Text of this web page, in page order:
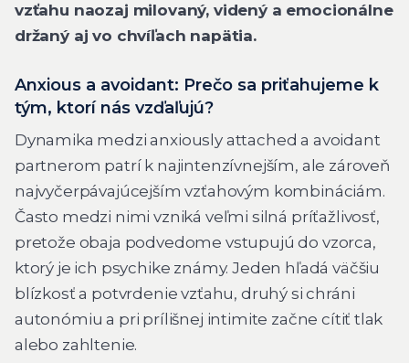
vzťahu naozaj milovaný, videný a emocionálne
držaný aj vo chvíľach napätia.
Anxious a avoidant: Prečo sa priťahujeme k
tým, ktorí nás vzďaľujú?
Dynamika medzi anxiously attached a avoidant
partnerom patrí k najintenzívnejším, ale zároveň
najvyčerpávajúcejším vzťahovým kombináciám.
Často medzi nimi vzniká veľmi silná príťažlivosť,
pretože obaja podvedome vstupujú do vzorca,
ktorý je ich psychike známy. Jeden hľadá väčšiu
blízkosť a potvrdenie vzťahu, druhý si chráni
autonómiu a pri prílišnej intimite začne cítiť tlak
alebo zahltenie.